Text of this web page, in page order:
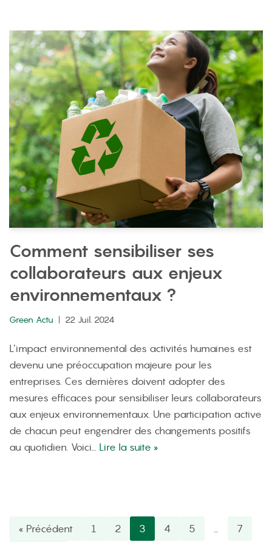
Comment sensibiliser ses
collaborateurs aux enjeux
environnementaux ?
Green Actu 22 Juil. 2024
L’impact environnemental des activités humaines est
devenu une préoccupation majeure pour les
entreprises. Ces dernières doivent adopter des
mesures efficaces pour sensibiliser leurs collaborateurs
aux enjeux environnementaux. Une participation active
de chacun peut engendrer des changements positifs
au quotidien. Voici… Lire la suite »
« Précédent 1 2 3 4 5 … 7